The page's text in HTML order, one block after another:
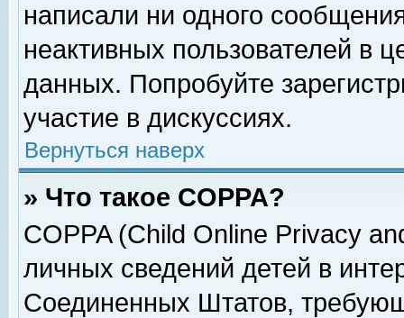
написали ни одного
неактивных пользователей в
данных. Попробуйте
участие в дискуссиях.
Вернуться наверх
» Что такое COPPA?
COPPA (Child Online Privacy
личных сведений детей в
Соединенных Штатов,